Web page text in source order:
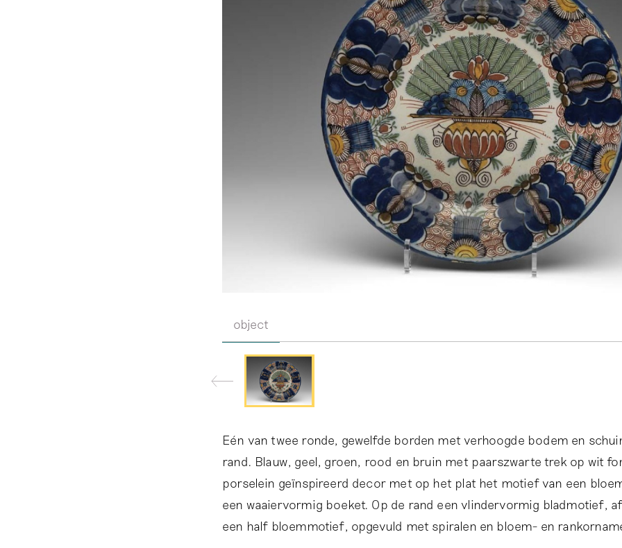
object
Eén van twee ronde, gewelfde borden met verhoogde bodem en
rand. Blauw, geel, groen, rood en bruin met paarszwarte trek op wit
porselein geïnspireerd decor met op het plat het motief van een
een waaiervormig boeket. Op de rand een vlindervormig bladmotief,
een half bloemmotief, opgevuld met spiralen en bloem- en